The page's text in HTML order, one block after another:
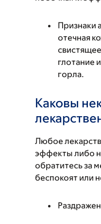
Признаки
отечная
глотание
горла.
Каковы
Любое
эффекты либо
обратитесь за
беспокоят или